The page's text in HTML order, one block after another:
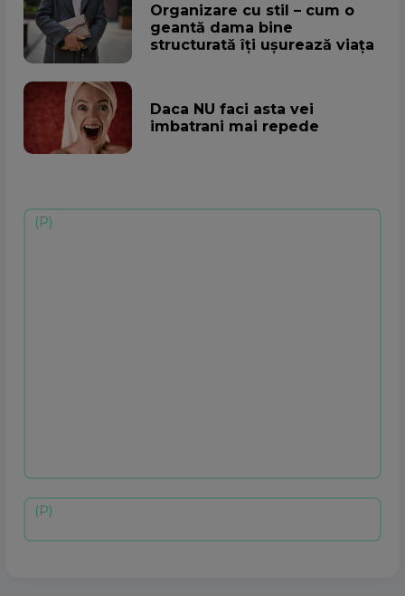
Organizare cu stil – cum o
geantă dama bine
structurată îți ușurează viața
Daca NU faci asta vei
imbatrani mai repede